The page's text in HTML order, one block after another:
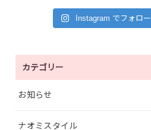
Instagram でフォロー
カテゴリー
お知らせ
ナオミスタイル